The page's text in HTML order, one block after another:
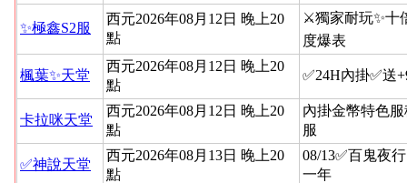
✨極鑫S2服
西元2026年08月12日 晚上20
點
⚔️獨家耐玩✨
度爆表
楓葉✨天堂
西元2026年08月12日 晚上20
點
✅24H內掛✅送
卡拉咪天堂
西元2026年08月12日 晚上20
點
內掛金幣特色
服
✅神說天堂
西元2026年08月13日 晚上20
點
08/13✅百鬼夜
一年